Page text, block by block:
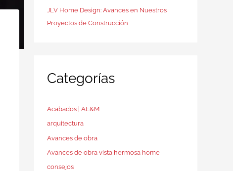
JLV Home Design: Avances en Nuestros
Proyectos de Construcción
Categorías
Acabados | AE&M
arquitectura
Avances de obra
Avances de obra vista hermosa home
consejos